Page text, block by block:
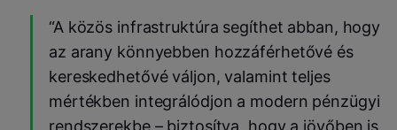
“A közös infrastruktúra segíthet abban, hogy
az arany könnyebben hozzáférhetővé és
kereskedhetővé váljon, valamint teljes
mértékben integrálódjon a modern pénzügyi
rendszerekbe – biztosítva, hogy a jövőben is